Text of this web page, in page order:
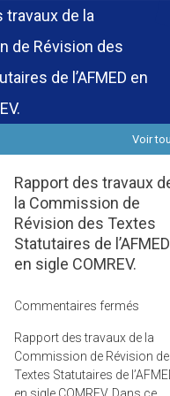
travaux de la
de Révision des
de l’AFMED en
Voir
Rapport des travaux
la Commission de
Révision des Textes
Statutaires de l’AFMED
en sigle COMREV.
Commentaires fermés
des
de
Rapport des travaux de la
Commission de Révision
Textes Statutaires de
en sigle COMREV. Dans ce